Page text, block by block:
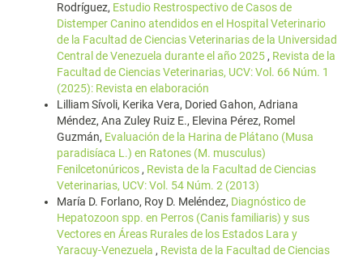
Rodríguez, Estudio Restrospectivo de Casos de
Distemper Canino atendidos en el Hospital Veterinario
de la Facultad de Ciencias Veterinarias de la Universidad
Central de Venezuela durante el año 2025 , Revista de la
Facultad de Ciencias Veterinarias, UCV: Vol. 66 Núm. 1
(2025): Revista en elaboración
Lilliam Sívoli, Kerika Vera, Doried Gahon, Adriana
Méndez, Ana Zuley Ruiz E., Elevina Pérez, Romel
Guzmán, Evaluación de la Harina de Plátano (Musa
paradisíaca L.) en Ratones (M. musculus)
Fenilcetonúricos , Revista de la Facultad de Ciencias
Veterinarias, UCV: Vol. 54 Núm. 2 (2013)
María D. Forlano, Roy D. Meléndez, Diagnóstico de
Hepatozoon spp. en Perros (Canis familiaris) y sus
Vectores en Áreas Rurales de los Estados Lara y
Yaracuy-Venezuela , Revista de la Facultad de Ciencias